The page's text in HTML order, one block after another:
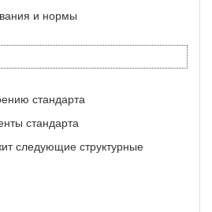
и нормы
стандарта
стандарта
следующие структурные